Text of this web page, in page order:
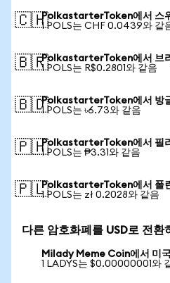
🇨🇭PolkastarterToken에서 스
1 POLS는 CHF 0.0439와 같
🇧🇷PolkastarterToken에서 브
1 POLS는 R$0.2801와 같음
🇧🇩PolkastarterToken에서 방
1 POLS는 ৳6.73와 같음
🇵🇭PolkastarterToken에서 필
1 POLS는 ₱3.31와 같음
🇵🇱PolkastarterToken에서 폴
1 POLS는 zł 0.2028와 같음
다른 암호화폐를 USD로 전환
Milady Meme Coin에서 미
1 LADYS는 $0.00000001와